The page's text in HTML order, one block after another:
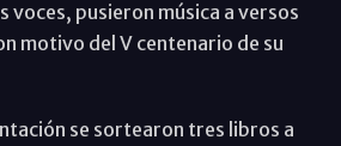
voces, pusieron música a versos
motivo del V centenario de su
se sortearon tres libros a